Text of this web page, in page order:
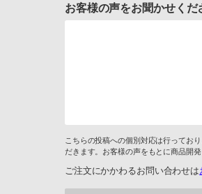
お客様の声をお聞かせくだ
こちらの投稿への個別対応は行ってお
だきます。お客様の声をもとに商品開
ご注文にかかわるお問い合わせは